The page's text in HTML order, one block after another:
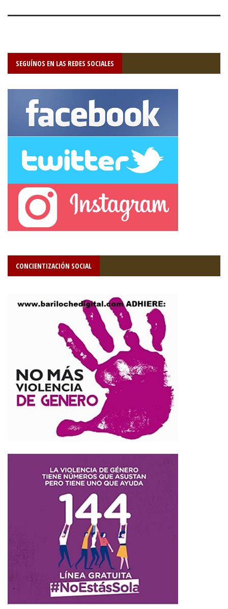
SEGUÍNOS EN LAS REDES SOCIALES
CONCIENTIZACIÓN SOCIAL